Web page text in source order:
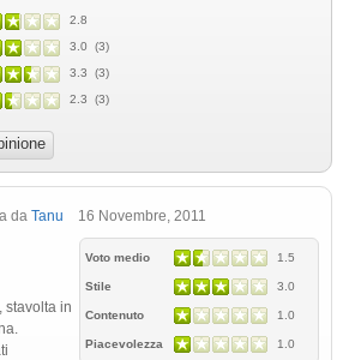
2.8
3.0 (3)
3.3 (3)
2.3 (3)
da Tanu 16 Novembre, 2011
Voto medio 1.5
Stile 3.0
Contenuto 1.0
Piacevolezza 1.0
stavolta in